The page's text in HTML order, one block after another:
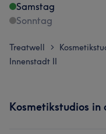
Samstag
Sonntag
Treatwell >
Innenstadt II
Kosmetikstudios in